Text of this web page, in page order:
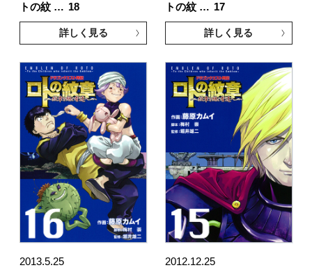
トの紋 … 18
詳しく見る
トの紋 … 17
詳しく見る
2013.5.25
2012.12.25